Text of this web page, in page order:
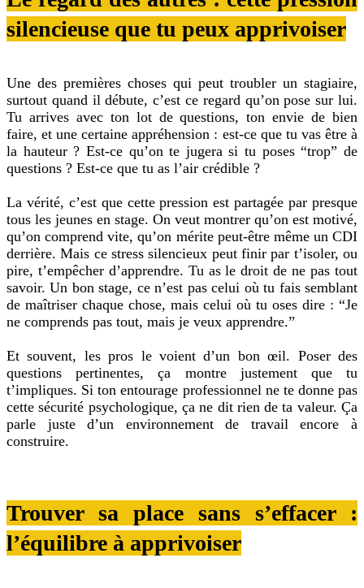
silencieuse que tu peux apprivoiser
Une des premières choses qui peut troubler un stagiaire,
surtout quand il débute, c’est ce regard qu’on pose sur lui.
Tu arrives avec ton lot de questions, ton envie de bien
faire, et une certaine appréhension : est-ce que tu vas être à
la hauteur ? Est-ce qu’on te jugera si tu poses “trop” de
questions ? Est-ce que tu as l’air crédible ?
La vérité, c’est que cette pression est partagée par presque
tous les jeunes en stage. On veut montrer qu’on est motivé,
qu’on comprend vite, qu’on mérite peut-être même un CDI
derrière. Mais ce stress silencieux peut finir par t’isoler, ou
pire, t’empêcher d’apprendre. Tu as le droit de ne pas tout
savoir. Un bon stage, ce n’est pas celui où tu fais semblant
de maîtriser chaque chose, mais celui où tu oses dire : “Je
ne comprends pas tout, mais je veux apprendre.”
Et souvent, les pros le voient d’un bon œil. Poser des
questions pertinentes, ça montre justement que tu
t’impliques. Si ton entourage professionnel ne te donne pas
cette sécurité psychologique, ça ne dit rien de ta valeur. Ça
parle juste d’un environnement de travail encore à
construire.
Trouver sa place sans s’effacer :
l’équilibre à apprivoiser